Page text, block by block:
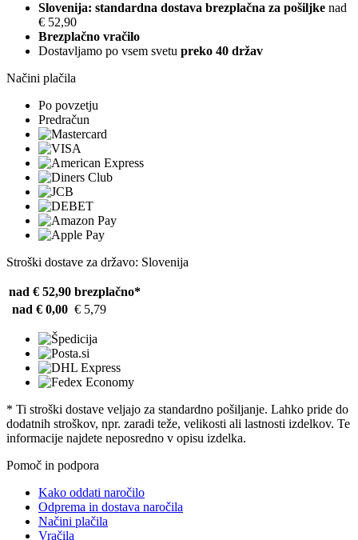
Slovenija: standardna dostava brezplačna za pošiljke nad
€ 52,90
Brezplačno vračilo
Dostavljamo po vsem svetu preko 40 držav
Načini plačila
Po povzetju
Predračun
Stroški dostave za državo: Slovenija
nad € 52,90 brezplačno*
nad € 0,00 € 5,79
* Ti stroški dostave veljajo za standardno pošiljanje. Lahko pride do
dodatnih stroškov, npr. zaradi teže, velikosti ali lastnosti izdelkov. Te
informacije najdete neposredno v opisu izdelka.
Pomoč in podpora
Kako oddati naročilo
Odprema in dostava naročila
Načini plačila
Vračila